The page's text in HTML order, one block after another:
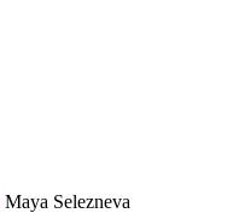
Maya Selezneva